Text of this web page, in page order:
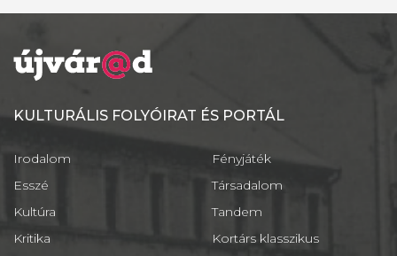
KULTURÁLIS FOLYÓIRAT ÉS PORTÁL
Irodalom
Esszé
Kultúra
Kritika
Fényjáték
Társadalom
Tandem
Kortárs klasszikus